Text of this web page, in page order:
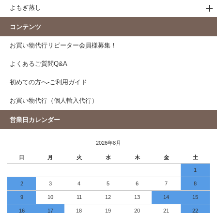
よもぎ蒸し
コンテンツ
お買い物代行リピーター会員様募集！
よくあるご質問Q&A
初めての方へ-ご利用ガイド
お買い物代行（個人輸入代行）
営業日カレンダー
2026年8月
日 月 火 水 木 金 土
1
2 3 4 5 6 7 8
9 10 11 12 13 14 15
16 17 18 19 20 21 22